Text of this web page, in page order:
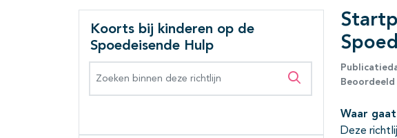
Koorts bij kinderen op de
Spoedeisende Hulp
Zoeken binnen
Waar
Deze